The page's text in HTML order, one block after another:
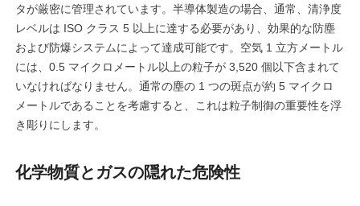
タが厳密に管理されています。半導体製造の場合、通常、清浄度
レベルは ISO クラス 5 以上に達する必要があり、効果的な防塵
および防爆システムによって達成可能です。空気 1 立方メートル
には、0.5 マイクロメートル以上の粒子が 3,520 個以下含まれて
いなければなりません。通常の塵の 1 つの斑点が約 5 マイクロ
メートルであることを考慮すると、これは粒子制御の重要性を浮
き彫りにします。
化学物質とガスの隠れた危険性